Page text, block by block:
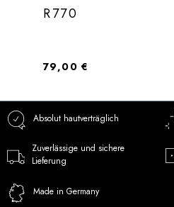
R770
Regulärer Preis:
79,00 €
Absolut hautverträglich
Zuverlässige und sichere
Lieferung
Made in Germany